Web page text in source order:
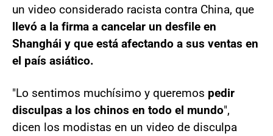
un video considerado racista contra China, que
llevó a la firma a cancelar un desfile en
Shanghái y que está afectando a sus ventas en
el país asiático.
"Lo sentimos muchísimo y queremos pedir
disculpas a los chinos en todo el mundo",
dicen los modistas en un video de disculpa